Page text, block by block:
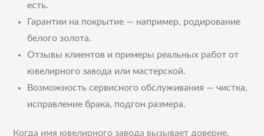
есть.
Гарантии на покрытие — например, родирование
белого золота.
Отзывы клиентов и примеры реальных работ от
ювелирного завода или мастерской.
Возможность сервисного обслуживания — чистка,
исправление брака, подгон размера.
Когда имя ювелирного завода вызывает доверие,